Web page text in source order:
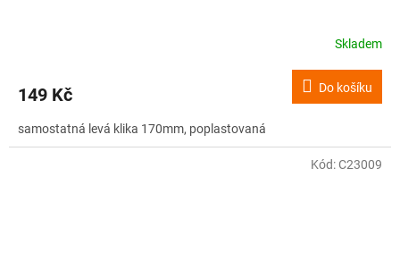
Skladem
149 Kč Do košíku
samostatná levá klika 170mm, poplastovaná
Kód:C23009